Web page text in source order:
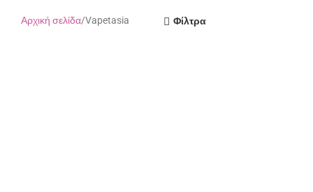
Αρχική σελίδα Vapetasia Φίλτρα